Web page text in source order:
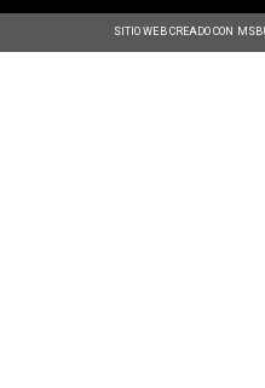
SITIO WEB CREADO CON